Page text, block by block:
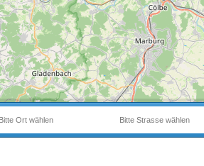
Bitte Strasse wählen
Bitte Ort wählen